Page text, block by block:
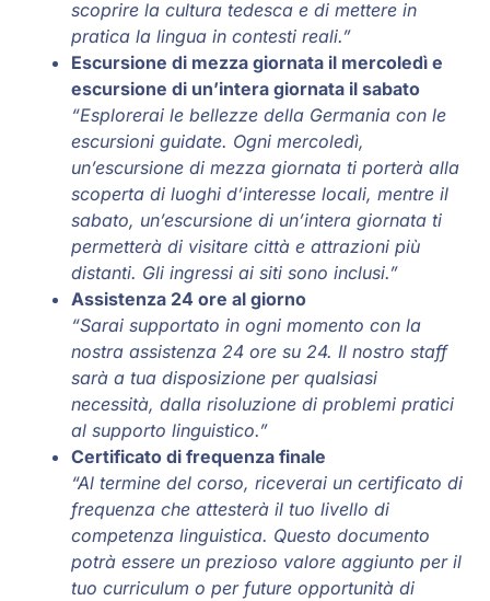
scoprire la cultura tedesca e di mettere in
pratica la lingua in contesti reali.”
Escursione di mezza giornata il mercoledì e
escursione di un’intera giornata il sabato
“Esplorerai le bellezze della Germania con le
escursioni guidate. Ogni mercoledì,
un’escursione di mezza giornata ti porterà alla
scoperta di luoghi d’interesse locali, mentre il
sabato, un’escursione di un’intera giornata ti
permetterà di visitare città e attrazioni più
distanti. Gli ingressi ai siti sono inclusi.”
Assistenza 24 ore al giorno
“Sarai supportato in ogni momento con la
nostra assistenza 24 ore su 24. Il nostro staff
sarà a tua disposizione per qualsiasi
necessità, dalla risoluzione di problemi pratici
al supporto linguistico.”
Certificato di frequenza finale
“Al termine del corso, riceverai un certificato di
frequenza che attesterà il tuo livello di
competenza linguistica. Questo documento
potrà essere un prezioso valore aggiunto per il
tuo curriculum o per future opportunità di